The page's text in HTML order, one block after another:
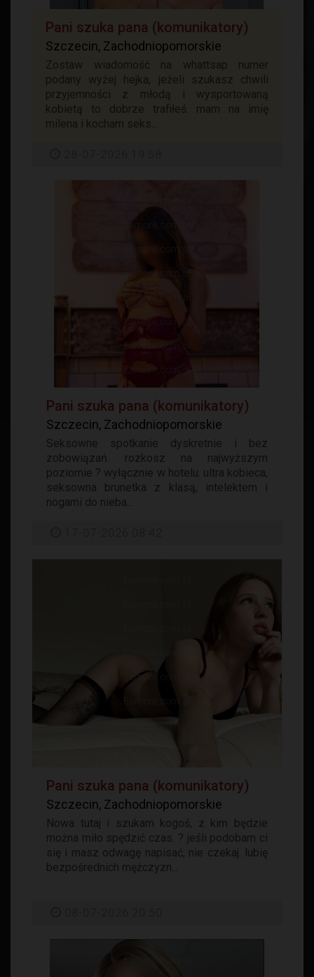
Pani szuka pana (komunikatory)
Szczecin, Zachodniopomorskie
Zostaw wiadomość na whattsap numer
podany wyżej hejka, jeżeli szukasz chwili
przyjemności z młodą i wysportowaną
kobietą to dobrze trafiłeś. mam na imię
milena i kocham seks...
Pani szuka pana (komunikatory)
Szczecin, Zachodniopomorskie
Seksowne spotkanie dyskretnie i bez
zobowiązań. rozkosz na najwyższym
poziomie ? wyłącznie w hotelu. ultra kobieca,
seksowna brunetka z klasą, intelektem i
nogami do nieba...
Pani szuka pana (komunikatory)
Szczecin, Zachodniopomorskie
Nowa tutaj i szukam kogoś, z kim będzie
można miło spędzić czas. ? jeśli podobam ci
się i masz odwagę napisać, nie czekaj. lubię
bezpośrednich mężczyzn...